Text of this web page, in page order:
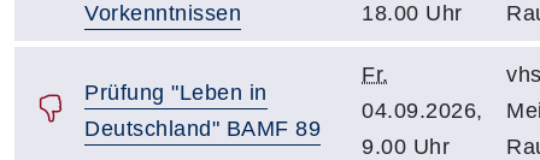
Vorkenntnissen
18.00 Uhr
Prüfung "Leben in
Deutschland" BAMF 89
Fr.
04.09.2026,
9.00 Uhr